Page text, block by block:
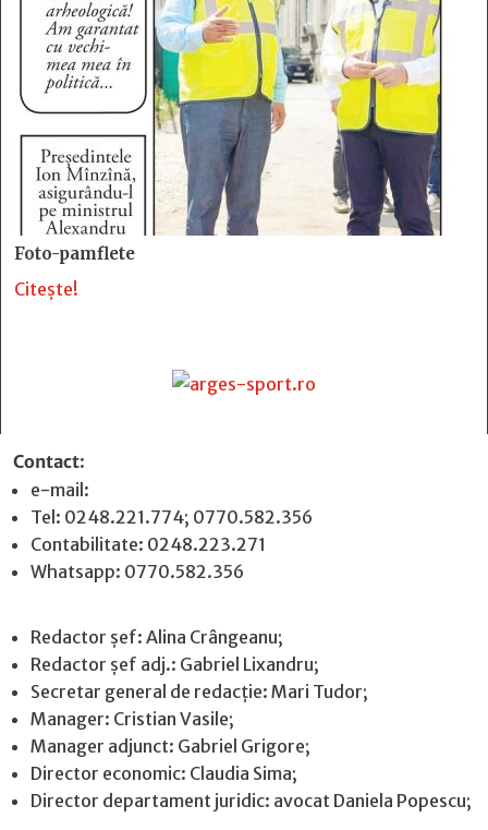
Foto-pamflete
Citește!
Contact:
e-mail:
Tel: 0248.221.774; 0770.582.356
Contabilitate: 0248.223.271
Whatsapp: 0770.582.356
Redactor șef: Alina Crângeanu;
Redactor șef adj.: Gabriel Lixandru;
Secretar general de redacție: Mari Tudor;
Manager: Cristian Vasile;
Manager adjunct: Gabriel Grigore;
Director economic: Claudia Sima;
Director departament juridic: avocat Daniela Popescu;